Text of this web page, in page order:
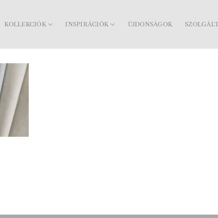
KOLLEKCIÓK INSPIRÁCIÓK ÚJDONSÁGOK